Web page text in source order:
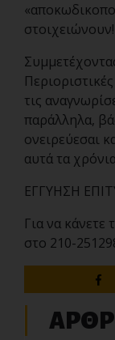
στοιχειώνουν!
τις
παράλληλα,
ονειρεύεσαι
αυτά τα
ΕΓΓΥΗΣΗ
Για να κάνετε
στο 210-